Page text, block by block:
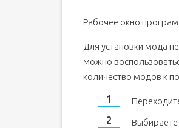
Рабочее окно
Для установки мода
можно
количество модов к